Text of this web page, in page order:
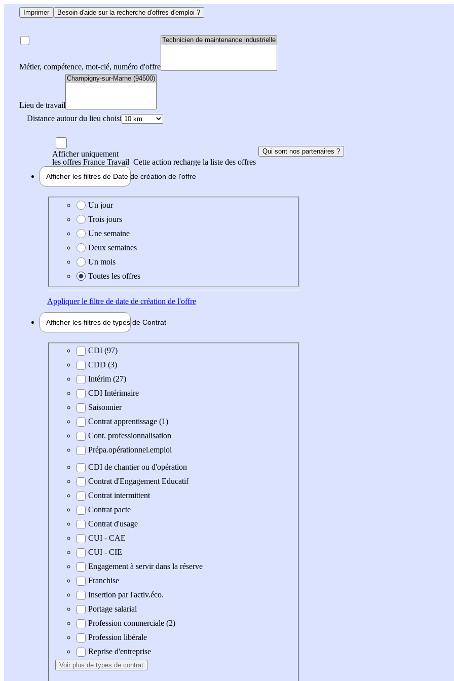
Imprimer Besoin d'aide sur la recherche d'offres d'emploi ?
Métier, compétence, mot-clé, numéro d'offre
Lieu de travail
Distance autour du lieu choisi
Afficher uniquement
les offres France Travail Cette action recharge la liste des offres
Qui sont nos partenaires ?
Afficher les filtres de Date de création de l'offre
Date de création de l'offre
Un jour
Trois jours
Une semaine
Deux semaines
Un mois
Toutes les offres
Appliquerle filtre de date de création de l'offre
Afficher les filtres de types de Contrat
Type de contratCDI (97)
CDD (3)
Intérim (27)
CDI Intérimaire
Saisonnier
Contrat apprentissage (1)
Cont. professionnalisation
Prépa.opérationnel.emploi
CDI de chantier ou d'opération
Contrat d'Engagement Educatif
Contrat intermittent
Contrat pacte
Contrat d'usage
CUI - CAE
CUI - CIE
Engagement à servir dans la réserve
Franchise
Insertion par l'activ.éco.
Portage salarial
Profession commerciale (2)
Profession libérale
Reprise d'entreprise
Voir plus de types de contrat